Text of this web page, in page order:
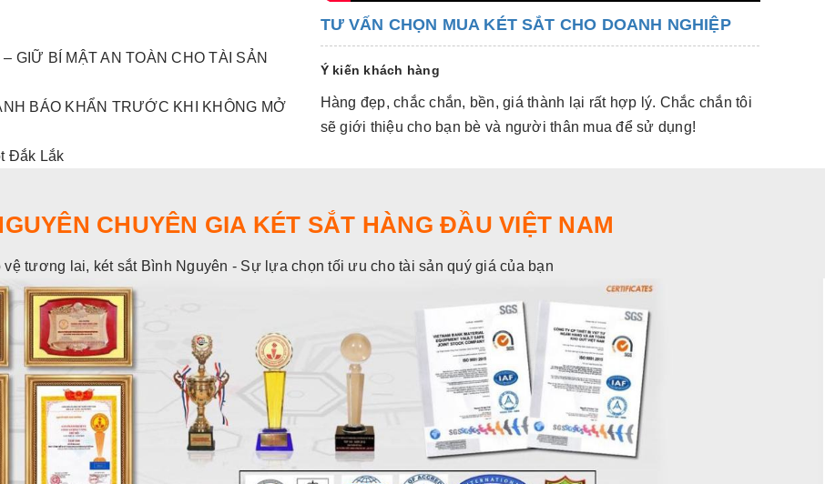
GIỮ BÍ MẬT AN TOÀN CHO TÀI SẢN
BÁO KHẨN TRƯỚC KHI KHÔNG MỞ
Đắk Lắk
TƯ VẤN CHỌN MUA KÉT SẮT CHO DOANH NGHIỆP
Ý kiến khách hàng
Hàng đẹp, chắc chắn, bền, giá thành lại rất hợp lý. Chắc chắn tôi
sẽ giới thiệu cho bạn bè và người thân mua để sử dụng!
CHUYÊN GIA KÉT SẮT HÀNG ĐẦU VIỆT NAM
vệ tương lai, két sắt Bình Nguyên - Sự lựa chọn tối ưu cho tài sản quý giá của bạn